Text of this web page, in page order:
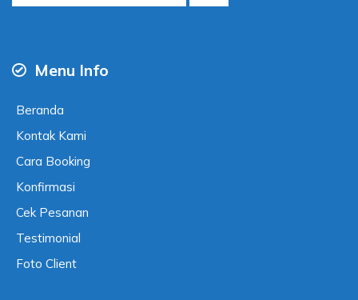
Menu Info
Beranda
Kontak Kami
Cara Booking
Konfirmasi
Cek Pesanan
Testimonial
Foto Client